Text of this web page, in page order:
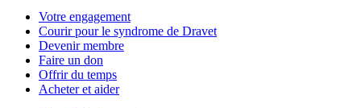
Votre engagement
Courir pour le syndrome de Dravet
Devenir membre
Faire un don
Offrir du temps
Acheter et aider